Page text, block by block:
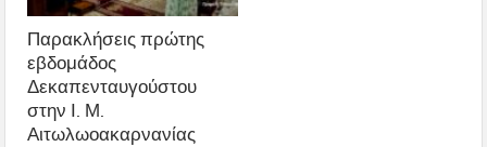
Παρακλήσεις πρώτης
εβδομάδος
Δεκαπενταυγούστου
στην Ι. Μ.
Αιτωλωοακαρνανίας